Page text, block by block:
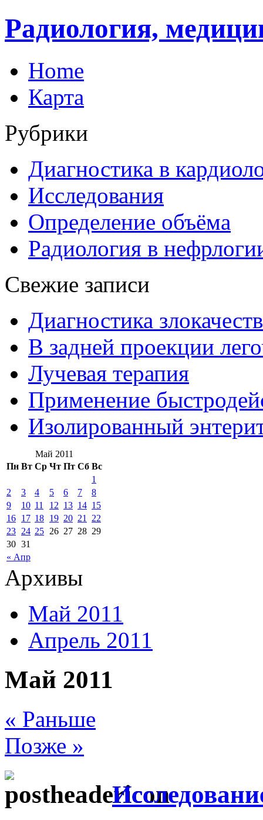
Радиология,
Home
Карта
Рубрики
Диагностика в
Исследования
Определение объёма
Радиология в
Свежие записи
Диагностика
В задней проекции
Лучевая терапия
Применение
Изолированный
Май 2011
Пн Вт Ср Чт Пт Сб Вс
« Апр
1
2
3 4 5 6 7
8
9
10 11 12 13 14 15
16 17 18 19 20 21
22
23 24 25 26 27 28 29
30 31
Архивы
Май 2011
Апрель 2011
Май 2011
« Раньше
Позже »